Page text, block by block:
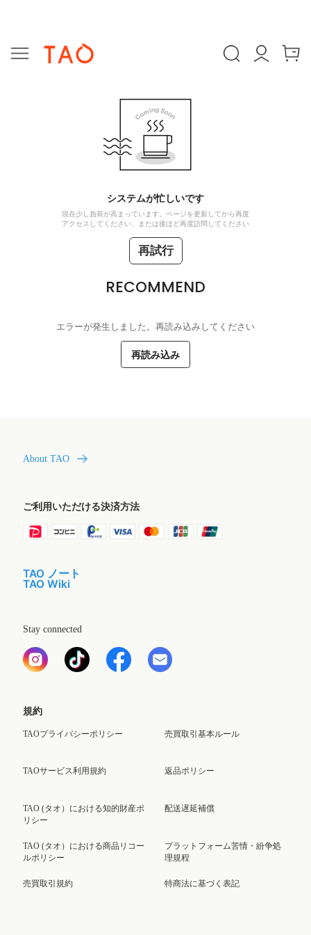
システムが忙しいです
現在少し負荷が高まっています。ページを更新してから再度
アクセスしてください、または後ほど再度訪問してください
再試行
RECOMMEND
エラーが発生しました。再読み込みしてください
再読み込み
About TAO
ご利用いただける決済方法
TAO ノート
TAO Wiki
Stay connected
規約
TAOプライバシーポリシー
TAOサービス利用規約
TAO (タオ）における知的財産ポ
リシー
TAO (タオ）における商品リコー
ルポリシー
売買取引規約
売買取引基本ルール
返品ポリシー
配送遅延補償
プラットフォーム苦情・紛争処
理規程
特商法に基づく表記